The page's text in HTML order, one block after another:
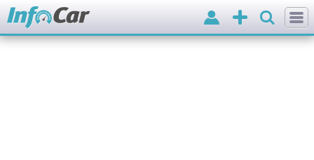
Додати
оголошення
Вхід